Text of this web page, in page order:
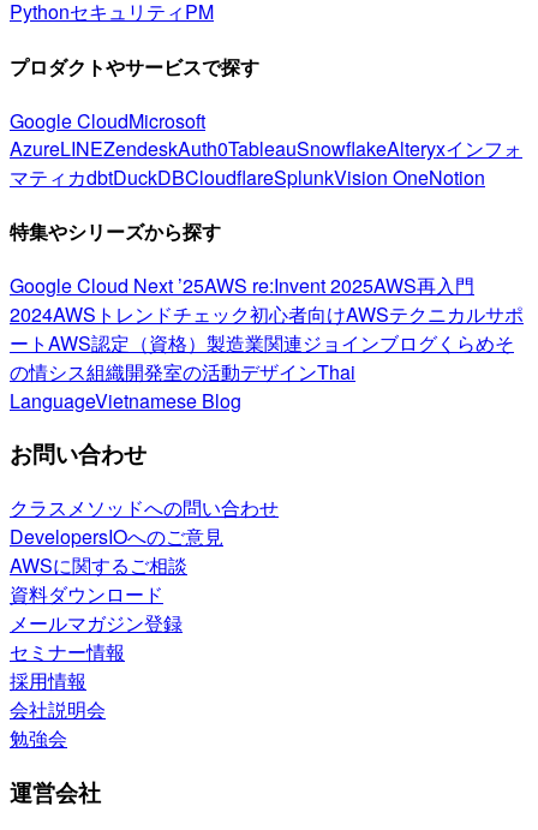
PythonセキュリティPM
プロダクトやサービスで探す
Google CloudMicrosoft
AzureLINEZendeskAuth0TableauSnowflakeAlteryxインフォ
マティカdbtDuckDBCloudflareSplunkVision OneNotion
特集やシリーズから探す
Google Cloud Next ’25AWS re:Invent 2025AWS再入門
2024AWSトレンドチェック初心者向けAWSテクニカルサポ
ートAWS認定（資格） 製造業関連ジョインブログくらめそ
の情シス組織開発室の活動デザインThai
LanguageVietnamese Blog
お問い合わせ
クラスメソッドへの問い合わせ
DevelopersIOへのご意見
AWSに関するご相談
資料ダウンロード
メールマガジン登録
セミナー情報
採用情報
会社説明会
勉強会
運営会社